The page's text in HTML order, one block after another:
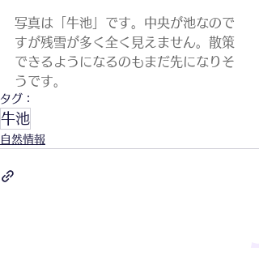
写真は「牛池」です。中央が池なので
すが残雪が多く全く見えません。散策
できるようになるのもまだ先になりそ
うです。
タグ：
牛池
自然情報